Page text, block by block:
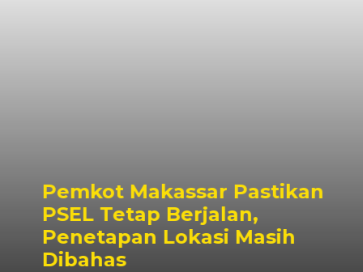
Pemkot Makassar Pastikan
PSEL Tetap Berjalan,
Penetapan Lokasi Masih
Dibahas